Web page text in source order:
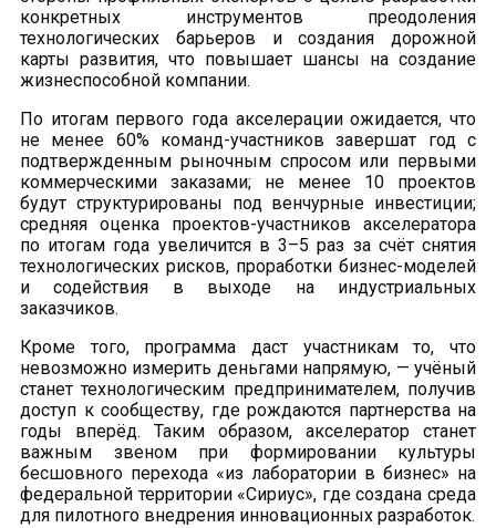
конкретных инструментов преодоления
технологических барьеров и создания дорожной
карты развития, что повышает шансы на создание
жизнеспособной компании.
По итогам первого года акселерации ожидается, что
не менее 60% команд-участников завершат год с
подтвержденным рыночным спросом или первыми
коммерческими заказами; не менее 10 проектов
будут структурированы под венчурные инвестиции;
средняя оценка проектов-участников акселератора
по итогам года увеличится в 3–5 раз за счёт снятия
технологических рисков, проработки бизнес-моделей
и содействия в выходе на индустриальных
заказчиков.
Кроме того, программа даст участникам то, что
невозможно измерить деньгами напрямую, — учёный
станет технологическим предпринимателем, получив
доступ к сообществу, где рождаются партнерства на
годы вперёд. Таким образом, акселератор станет
важным звеном при формировании культуры
бесшовного перехода «из лаборатории в бизнес» на
федеральной территории «Сириус», где создана среда
для пилотного внедрения инновационных разработок.